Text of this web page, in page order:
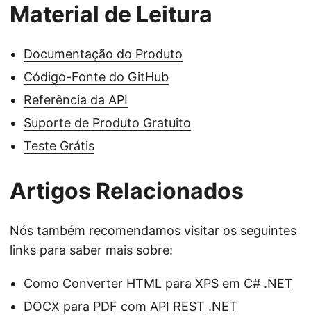
Material de Leitura
Documentação do Produto
Código-Fonte do GitHub
Referência da API
Suporte de Produto Gratuito
Teste Grátis
Artigos Relacionados
Nós também recomendamos visitar os seguintes
links para saber mais sobre:
Como Converter HTML para XPS em C# .NET
DOCX para PDF com API REST .NET